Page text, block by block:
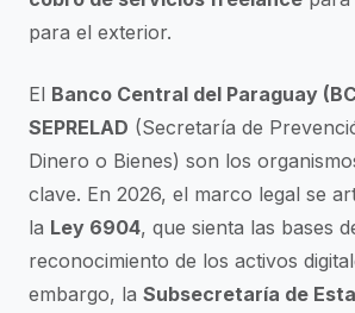
para el exterior.
El Banco Central del Paraguay
SEPRELAD (Secretaría de
Dinero o Bienes) son los
clave. En 2026, el marco legal se
la Ley 6904, que sienta las bases
reconocimiento de los activos
embargo, la Subsecretaría de